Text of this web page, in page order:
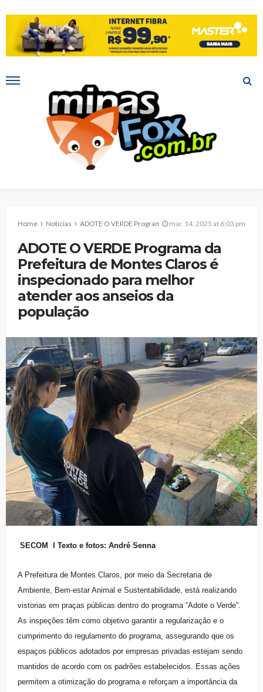
Home Notícias ADOTE O VERDE Programa da Prefeitura de Montes Claros é inspecionado para melhor atender aos anseios da população
mar. 14, 2025 at 6:03 pm
ADOTE O VERDE Programa da
Prefeitura de Montes Claros é
inspecionado para melhor
atender aos anseios da
população
SECOM I Texto e fotos: André Senna
A Prefeitura de Montes Claros, por meio da Secretaria de
Ambiente, Bem-estar Animal e Sustentabilidade, está realizando
vistorias em praças públicas dentro do programa “Adote o Verde”.
As inspeções têm como objetivo garantir a regularização e o
cumprimento do regulamento do programa, assegurando que os
espaços públicos adotados por empresas privadas estejam sendo
mantidos de acordo com os padrões estabelecidos. Essas ações
permitem a otimização do programa e reforçam a importância da